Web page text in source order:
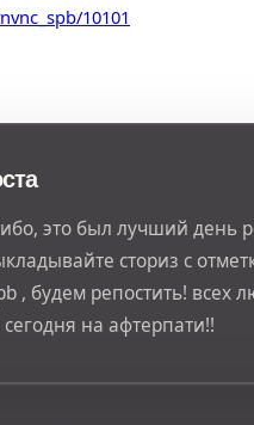
10101
это был лучший день
сториз с
, будем репостить! всех
на афтерпати!!